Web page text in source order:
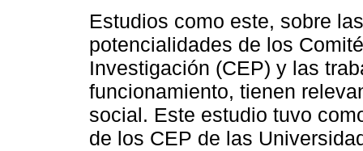
Estudios como este, sobre las
potencialidades de los
Investigación (CEP) y las
funcionamiento, tienen
social. Este estudio tuvo
de los CEP de las